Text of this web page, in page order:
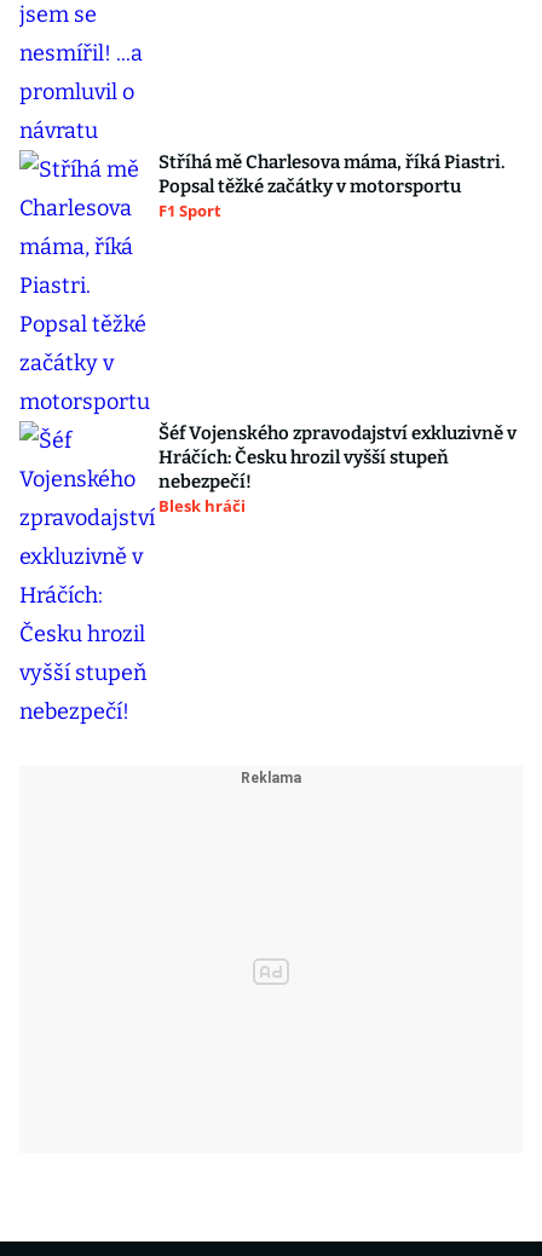
Stříhá mě Charlesova máma, říká Piastri.
Popsal těžké začátky v motorsportu
F1 Sport
Šéf Vojenského zpravodajství exkluzivně v
Hráčích: Česku hrozil vyšší stupeň
nebezpečí!
Blesk hráči